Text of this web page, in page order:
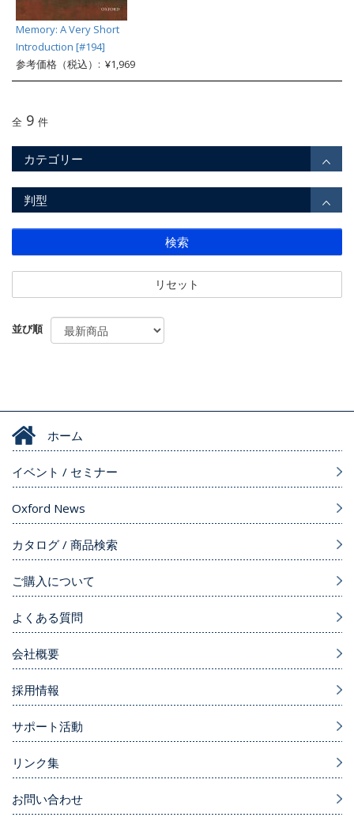
Memory: A Very Short
Introduction [#194]
参考価格（税込）: ¥1,969
全 9 件
カテゴリー
判型
検索
リセット
並び順
ホーム
イベント / セミナー
Oxford News
カタログ / 商品検索
ご購入について
よくある質問
会社概要
採用情報
サポート活動
リンク集
お問い合わせ